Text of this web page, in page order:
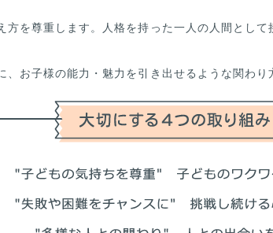
を尊重します。人格を持った一人の人間とし
お子様の能力・魅力を引き出せるような関わり